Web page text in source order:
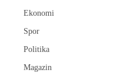
Ekonomi
Spor
Politika
Magazin